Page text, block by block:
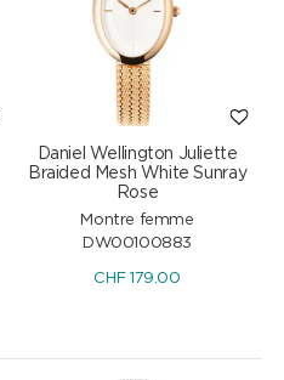
Daniel Wellington Juliette
Braided Mesh White Sunray
Rose
Montre femme
DW00100883
CHF179.00